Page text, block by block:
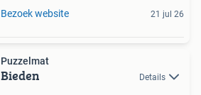
Bezoek website 21 jul 26
Puzzelmat
Bieden Details